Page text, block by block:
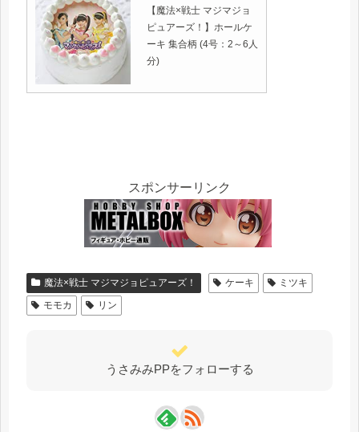
【魔法×戦士 マジマジョ
ピュアーズ！】ホールケ
ーキ 集合柄 (4号：2～6人
分)
スポンサーリンク
魔法×戦士 マジマジョピュアーズ！ ケーキ
ミツキ
モモカ
リン
うさみみPPをフォローする